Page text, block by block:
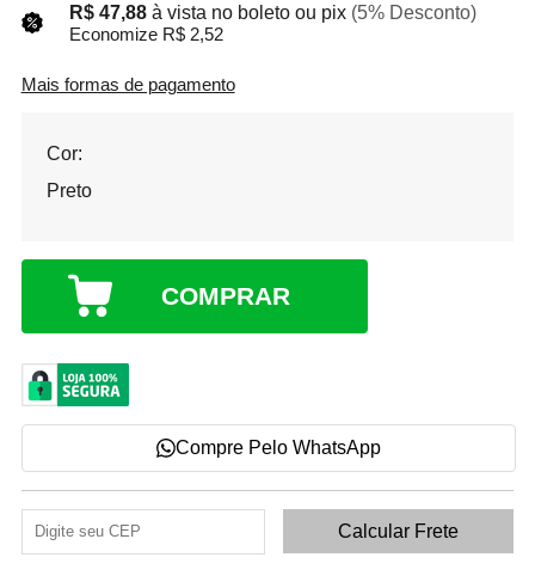
R$ 47,88 à vista no boleto ou pix (5% Desconto)
Economize R$ 2,52
Mais formas de pagamento
Cor:
Preto
COMPRAR
Compre Pelo WhatsApp